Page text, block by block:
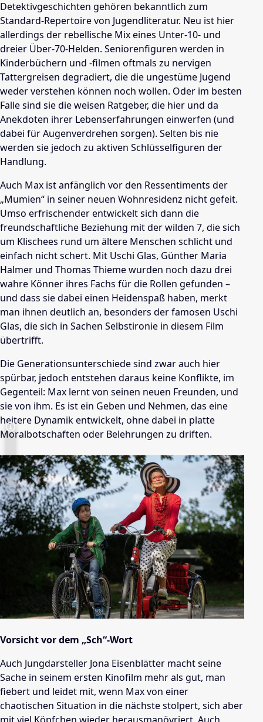
Detektivgeschichten gehören bekanntlich zum
Standard-Repertoire von Jugendliteratur. Neu ist hier
allerdings der rebellische Mix eines Unter-10- und
dreier Über-70-Helden. Seniorenfiguren werden in
Kinderbüchern und -filmen oftmals zu nervigen
Tattergreisen degradiert, die die ungestüme Jugend
weder verstehen können noch wollen. Oder im besten
Falle sind sie die weisen Ratgeber, die hier und da
Anekdoten ihrer Lebenserfahrungen einwerfen (und
dabei für Augenverdrehen sorgen). Selten bis nie
werden sie jedoch zu aktiven Schlüsselfiguren der
Handlung.
Auch Max ist anfänglich vor den Ressentiments der
„Mumien“ in seiner neuen Wohnresidenz nicht gefeit.
Umso erfrischender entwickelt sich dann die
freundschaftliche Beziehung mit der wilden 7, die sich
um Klischees rund um ältere Menschen schlicht und
einfach nicht schert. Mit Uschi Glas, Günther Maria
Halmer und Thomas Thieme wurden noch dazu drei
wahre Könner ihres Fachs für die Rollen gefunden –
und dass sie dabei einen Heidenspaß haben, merkt
man ihnen deutlich an, besonders der famosen Uschi
Glas, die sich in Sachen Selbstironie in diesem Film
übertrifft.
Die Generationsunterschiede sind zwar auch hier
spürbar, jedoch entstehen daraus keine Konflikte, im
Gegenteil: Max lernt von seinen neuen Freunden, und
sie von ihm. Es ist ein Geben und Nehmen, das eine
heitere Dynamik entwickelt, ohne dabei in platte
Moralbotschaften oder Belehrungen zu driften.
Vorsicht vor dem „Sch“-Wort
Auch Jungdarsteller Jona Eisenblätter macht seine
Sache in seinem ersten Kinofilm mehr als gut, man
fiebert und leidet mit, wenn Max von einer
chaotischen Situation in die nächste stolpert, sich aber